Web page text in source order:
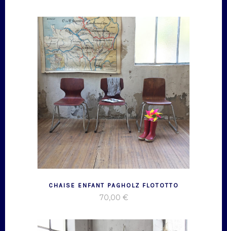
CHAISE ENFANT PAGHOLZ FLOTOTTO
70,00 €